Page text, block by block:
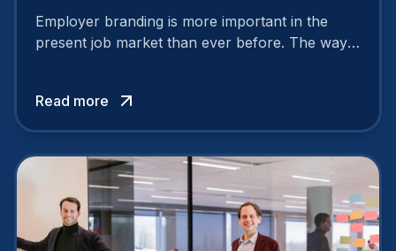
Employer branding is more important in the
present job market than ever before. The way
Read more